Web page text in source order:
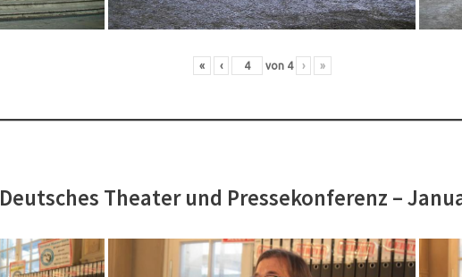
« ‹ von 4 › »
Deutsches Theater und Pressekonferenz –